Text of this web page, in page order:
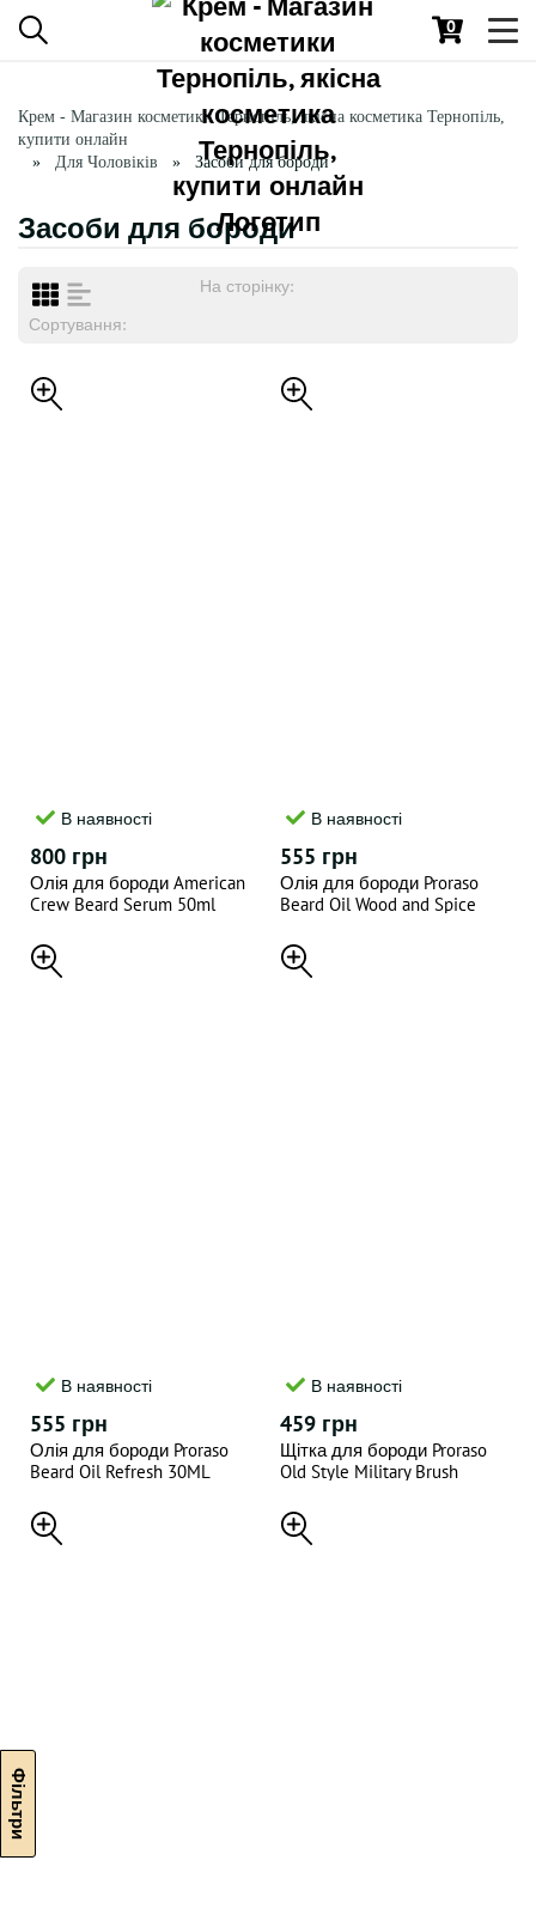
0
Крем - Магазин косметики Тернопіль, якісна косметика Тернопіль,
купити онлайн
Для Чоловіків
Засоби для бороди
Засоби для бороди
На сторінку:
Сортування:
В наявності
800 грн
Олія для бороди American
Crew Beard Serum 50ml
В наявності
555 грн
Олія для бороди Proraso
Beard Oil Wood and Spice
В наявності
555 грн
Олія для бороди Proraso
Beard Oil Refresh 30ML
В наявності
459 грн
Щітка для бороди Proraso
Old Style Military Brush